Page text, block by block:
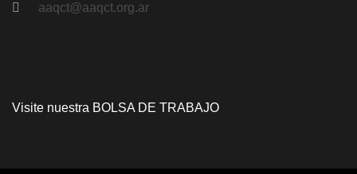
aaqct@aaqct.org.ar
Visite nuestra BOLSA DE TRABAJO